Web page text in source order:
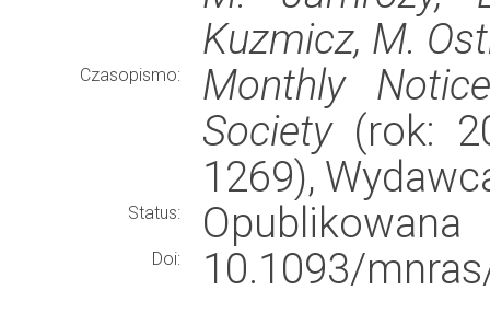
Kuzmicz, M.
Czasopismo:
Monthly
Society(rok:
1269),
Status: Opublikowana
Doi:
10.1093/